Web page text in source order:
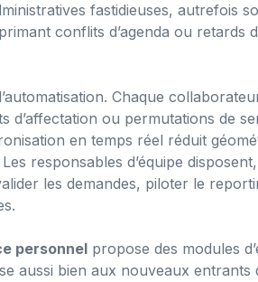
fastidieuses, autrefois
conflits d’agenda ou retards
Chaque
d’affectation ou permutations de
en temps réel réduit
responsables d’équipe
les demandes, piloter le
personnel propose des modules
aussi bien aux nouveaux entrants